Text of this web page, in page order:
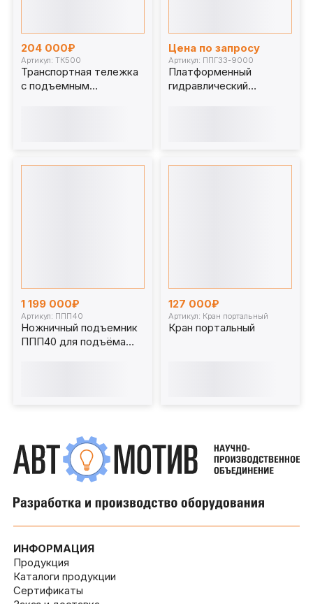
204 000₽
Артикул: ТК500
Транспортная тележка
с подъемным
Цена по запросу
Артикул: ППГ33-9000
Платформенный
гидравлический
1 199 000₽
Артикул: ППП40
Ножничный подъемник
ППП40 для подъёма
127 000₽
Артикул: Кран портальный
Кран портальный
ИНФОРМАЦИЯ
Продукция
Каталоги продукции
Сертификаты